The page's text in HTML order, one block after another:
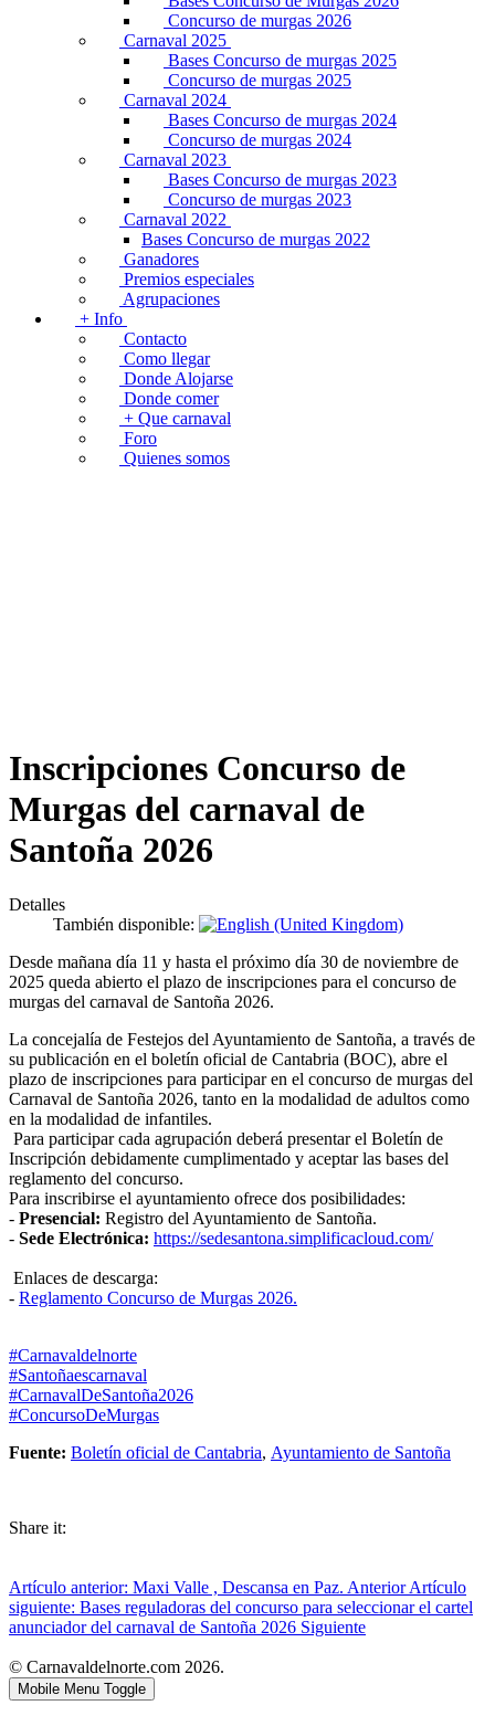
Concurso de murgas 2026
Carnaval 2025
Bases Concurso de murgas 2025
Concurso de murgas 2025
Carnaval 2024
Bases Concurso de murgas 2024
Concurso de murgas 2024
Carnaval 2023
Bases Concurso de murgas 2023
Concurso de murgas 2023
Carnaval 2022
Bases Concurso de murgas 2022
Ganadores
Premios especiales
Agrupaciones
+ Info
Contacto
Como llegar
Donde Alojarse
Donde comer
+ Que carnaval
Foro
Quienes somos
Inscripciones Concurso de
Murgas del carnaval de
Santoña 2026
Detalles
También disponible:
Desde mañana día 11 y hasta el próximo día 30 de noviembre de
2025 queda abierto el plazo de inscripciones para el concurso de
murgas del carnaval de Santoña 2026.
La concejalía de Festejos del Ayuntamiento de Santoña, a través de
su publicación en el boletín oficial de Cantabria (BOC), abre el
plazo de inscripciones para participar en el concurso de murgas del
Carnaval de Santoña 2026, tanto en la modalidad de adultos como
en la modalidad de infantiles.
Para participar cada agrupación deberá presentar el Boletín de
Inscripción debidamente cumplimentado y aceptar las bases del
reglamento del concurso.
Para inscribirse el ayuntamiento ofrece dos posibilidades:
- Presencial: Registro del Ayuntamiento de Santoña.
- Sede Electrónica: https://sedesantona.simplificacloud.com/
Enlaces de descarga:
- Reglamento Concurso de Murgas 2026.
#Carnavaldelnorte
#Santoñaescarnaval
#CarnavalDeSantoña2026
#ConcursoDeMurgas
Fuente: Boletín oficial de Cantabria, Ayuntamiento de Santoña
Share it:
Artículo anterior: Maxi Valle , Descansa en Paz. Anterior Artículo
siguiente: Bases reguladoras del concurso para seleccionar el cartel
anunciador del carnaval de Santoña 2026 Siguiente
© Carnavaldelnorte.com 2026.
Mobile Menu Toggle